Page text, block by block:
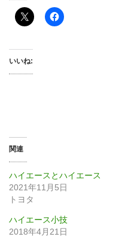
いいね:
関連
ハイエースとハイエース
2021年11月5日
トヨタ
ハイエース小技
2018年4月21日